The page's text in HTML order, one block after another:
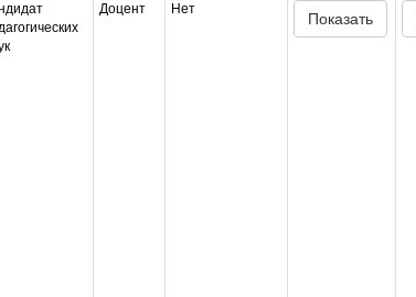
Доцент Нет
Показать